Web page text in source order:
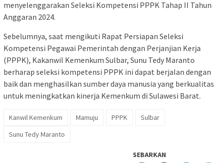
menyelenggarakan Seleksi Kompetensi PPPK Tahap II Tahun
Anggaran 2024.
Sebelumnya, saat mengikuti Rapat Persiapan Seleksi
Kompetensi Pegawai Pemerintah dengan Perjanjian Kerja
(PPPK), Kakanwil Kemenkum Sulbar, Sunu Tedy Maranto
berharap seleksi kompetensi PPPK ini dapat berjalan dengan
baik dan menghasilkan sumber daya manusia yang berkualitas
untuk meningkatkan kinerja Kemenkum di Sulawesi Barat.
Kanwil Kemenkum Mamuju PPPK
Sulbar
Sunu Tedy Maranto
SEBARKAN